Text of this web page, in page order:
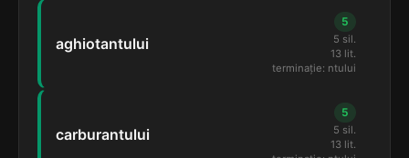
aghiotantului
5
5 sil.
13 lit.
terminație: ntului
carburantului
5
5 sil.
13 lit.